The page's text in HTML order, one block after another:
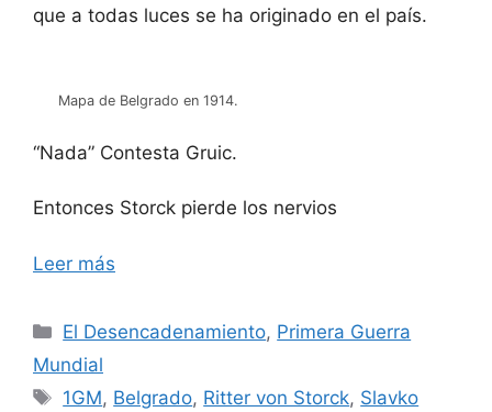
que a todas luces se ha originado en el país.
Mapa de Belgrado en 1914.
“Nada” Contesta Gruic.
Entonces Storck pierde los nervios
Leer más
Categorías
El Desencadenamiento, Primera Guerra
Mundial
Etiquetas
1GM, Belgrado, Ritter von Storck, Slavko